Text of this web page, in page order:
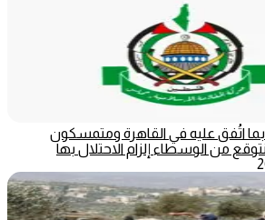
اتُفق عليه في القاهرة ومتمسكون
من الوسطاء إلزام الاحتلال بها